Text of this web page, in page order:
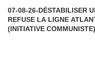
07-08-26-DÉSTABILISER
REFUSE LA LIGNE
(INITIATIVE COMMUNISTE)